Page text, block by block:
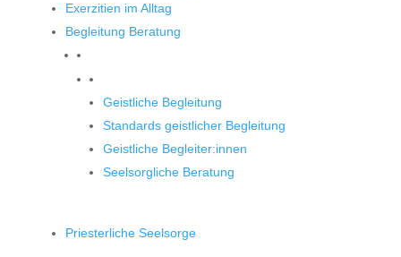
Exerzitien im Alltag
Begleitung Beratung
Geistliche Begleitung
Standards geistlicher Begleitung
Geistliche Begleiter:innen
Seelsorgliche Beratung
Priesterliche Seelsorge